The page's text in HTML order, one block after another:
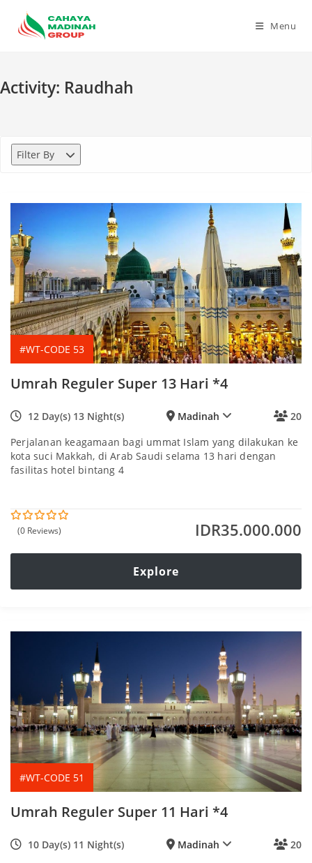
Menu
Activity: Raudhah
Filter By
#WT-CODE 53
Umrah Reguler Super 13 Hari *4
12 Day(s) 13 Night(s) Madinah
20
Perjalanan keagamaan bagi ummat Islam yang dilakukan ke
kota suci Makkah, di Arab Saudi selama 13 hari dengan
fasilitas hotel bintang 4
IDR35.000.000
0
u
(0 Reviews)
Explore
#WT-CODE 51
Umrah Reguler Super 11 Hari *4
10 Day(s) 11 Night(s) Madinah
20